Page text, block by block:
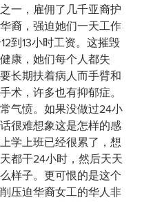
一，雇佣了几千亚裔护
裔，强迫她们一天工作
到13小时工资。这摧毁
康，她们每个人都失
长期扶着病人而手臂和
术，许多也有抑郁症。
气愤。如果没做过24小
很难想象这是怎样的感
学上班已经很累了，想
都干24小时，然后天天
样子。更可恨的是这个
压迫华裔女工的华人非